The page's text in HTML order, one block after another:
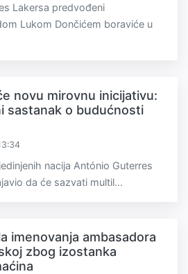
Lakersa predvođeni
Lukom Dončićem boraviće u
novu mirovnu inicijativu:
sastanak o budućnosti
nacija António Guterres
da će sazvati multil...
imenovanja ambasadora
zbog izostanka